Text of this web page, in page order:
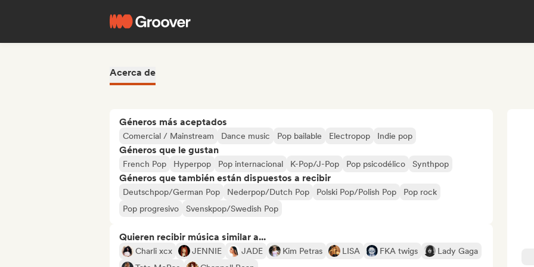
Acerca de
Géneros más aceptados
Comercial / Mainstream Dance music Pop bailable Electropop Indie pop
Géneros que le gustan
French Pop Hyperpop Pop internacional K-Pop/J-Pop Pop psicodélico Synthpop
Géneros que también están dispuestos a recibir
Deutschpop/German Pop Nederpop/Dutch Pop Polski Pop/Polish Pop
Pop rock
Pop progresivo
Svenskpop/Swedish Pop
Quieren recibir música similar a...
Charli xcx JENNIE JADE Kim Petras LISA FKA twigs
Lady Gaga